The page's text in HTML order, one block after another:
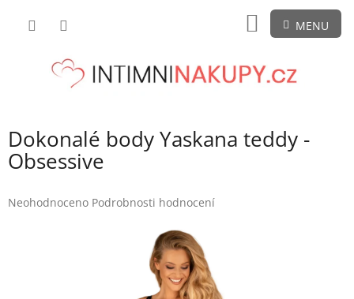
NÁKUPNÍ
KOŠÍK
Dokonalé body Yaskana teddy -
Obsessive
Průměrné
Neohodnoceno Podrobnosti hodnocení